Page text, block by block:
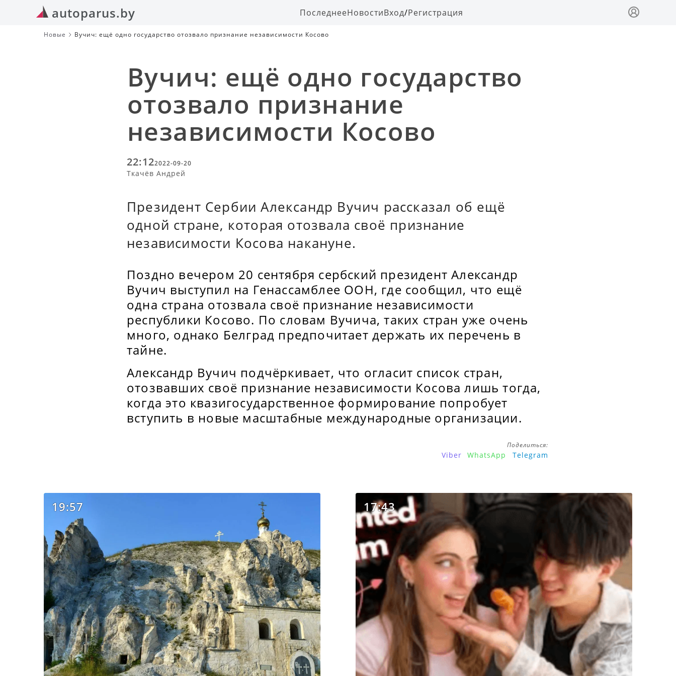
autoparus.by ПоследнееНовостиВход/Регистрация
Новые Вучич: ещё одно государство отозвало признание независимости Косово
Вучич: ещё одно государство
отозвало признание
независимости Косово
22:122022-09-20
Ткачёв Андрей
Президент Сербии Александр Вучич рассказал об ещё
одной стране, которая отозвала своё признание
независимости Косова накануне.
Поздно вечером 20 сентября сербский президент Александр
Вучич выступил на Генассамблее ООН, где сообщил, что ещё
одна страна отозвала своё признание независимости
республики Косово. По словам Вучича, таких стран уже очень
много, однако Белград предпочитает держать их перечень в
тайне.
Александр Вучич подчёркивает, что огласит список стран,
отозвавших своё признание независимости Косова лишь тогда,
когда это квазигосударственное формирование попробует
вступить в новые масштабные международные организации.
Поделиться:
Viber WhatsApp Telegram
19:57 17:43